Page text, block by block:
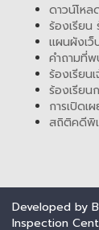
ดาวน์โหล
ร้องเรียน
แผนผังเว็
คำถามที่
ร้องเรียน
ร้องเรียน
การเปิดเ
สถิติคดีพิ
Developed by
Inspection